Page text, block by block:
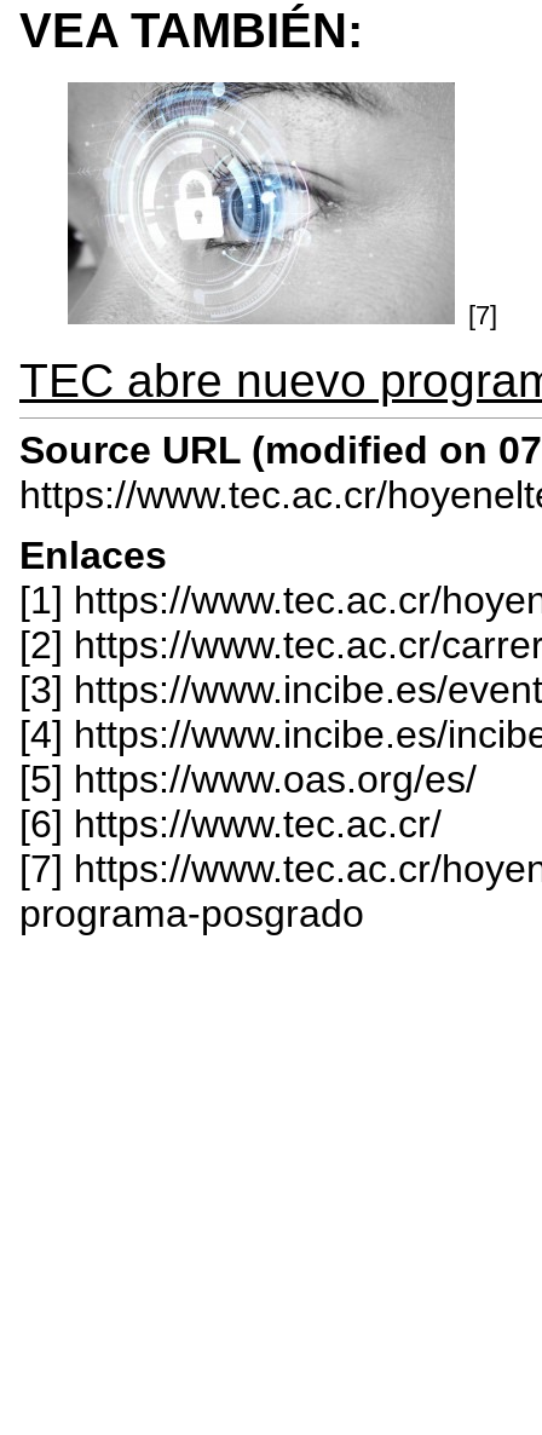
VEA TAMBIÉN:
[7]
TEC abre nuevo
Source URL (modified on
https://www.tec.ac.cr/
Enlaces
[1] https://www.tec.ac.cr/
[2] https://www.tec.ac.cr/
[3] https://www.incibe.es/
[4] https://www.incibe.es/
[5] https://www.oas.org/es/
[6] https://www.tec.ac.cr/
[7] https://www.tec.ac.cr/
programa-posgrado